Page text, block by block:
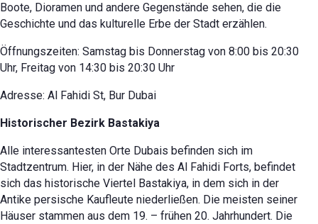
Boote, Dioramen und andere Gegenstände sehen, die die
Geschichte und das kulturelle Erbe der Stadt erzählen.
Öffnungszeiten: Samstag bis Donnerstag von 8:00 bis 20:30
Uhr, Freitag von 14:30 bis 20:30 Uhr
Adresse: Al Fahidi St, Bur Dubai
Historischer Bezirk Bastakiya
Alle interessantesten Orte Dubais befinden sich im
Stadtzentrum. Hier, in der Nähe des Al Fahidi Forts, befindet
sich das historische Viertel Bastakiya, in dem sich in der
Antike persische Kaufleute niederließen. Die meisten seiner
Häuser stammen aus dem 19. – frühen 20. Jahrhundert. Die